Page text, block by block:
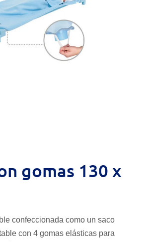
gomas 130 x
confeccionada como un saco
con 4 gomas elásticas para